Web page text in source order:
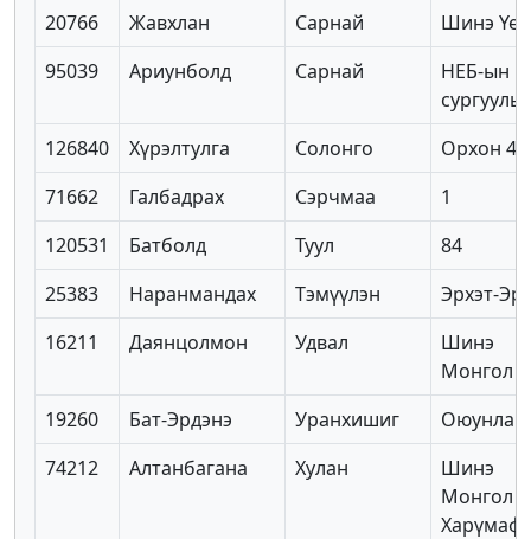
20766
Жавхлан Сарнай
Шинэ Үе
95039
Ариунболд Сарнай
НЕБ-ын
сургууль
126840
Хүрэлтулга Солонго
Орхон 4
71662
Галбадрах Сэрчмаа
1
120531
Батболд Туул
84
25383
Наранмандах Тэмүүлэн
Эрхэт-
16211
Даянцолмон Удвал
Шинэ
Монгол
19260
Бат-Эрдэнэ Уранхишиг
Оюунлаг
74212
Алтанбагана Хулан
Шинэ
Монгол